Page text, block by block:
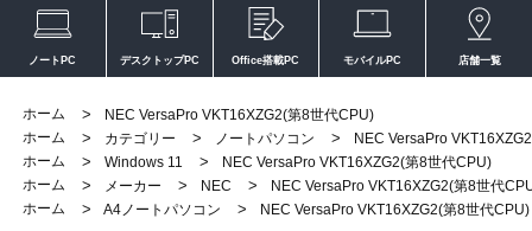
ノートPC デスクトップPC Office搭載PC モバイルPC 店舗一覧
ホーム >
NEC VersaPro VKT16XZG2(第8世代CPU)
ホーム
> カテゴリー > ノートパソコン >
NEC VersaPro
ホーム
> Windows 11 >
NEC VersaPro VKT16XZG2(第8世代CPU)
ホーム
> メーカー > NEC >
NEC VersaPro VKT16XZG2(第8世代
ホーム
> A4ノートパソコン > NEC VersaPro VKT16XZG2(第8世代CPU)